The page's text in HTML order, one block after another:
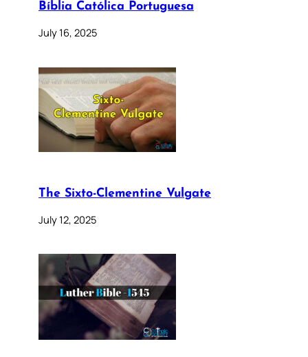
Bíblia Católica Portuguesa
July 16, 2025
The Sixto-Clementine Vulgate
July 12, 2025